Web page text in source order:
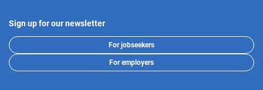
Sign up for our newsletter
For jobseekers
For employers